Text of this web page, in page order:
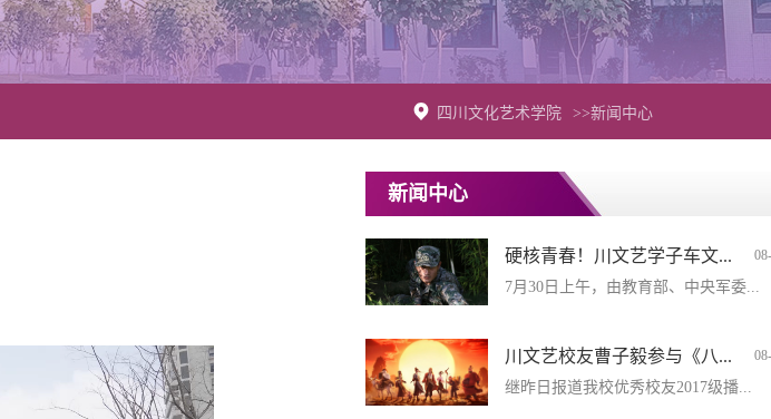
四川文化艺术学院 >>新闻中心
新闻中心
硬核青春！川文艺学子车文...
7月30日上午，由教育部、中央军委...
川文艺校友曹子毅参与《八...
继昨日报道我校优秀校友2017级播...